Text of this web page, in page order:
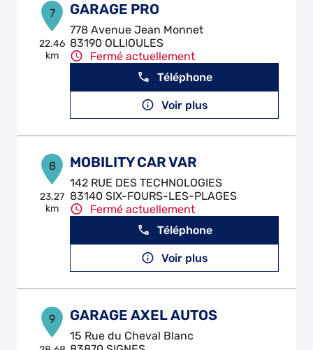
7
22.46
km
GARAGE PRO
778 Avenue Jean Monnet
83190 OLLIOULES
Fermé actuellement
Téléphone
Voir plus
8
23.27
km
MOBILITY CAR VAR
142 RUE DES TECHNOLOGIES
83140 SIX-FOURS-LES-PLAGES
Fermé actuellement
Téléphone
Voir plus
9 GARAGE AXEL AUTOS
15 Rue du Cheval Blanc